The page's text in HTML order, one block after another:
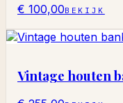
€ 100,00BEKIJK
Vintage houten